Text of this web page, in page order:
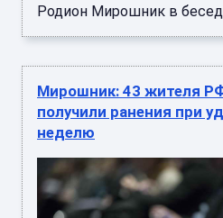
Родион Мирошник в
Мирошник: 43 жителя
получили ранения при
неделю